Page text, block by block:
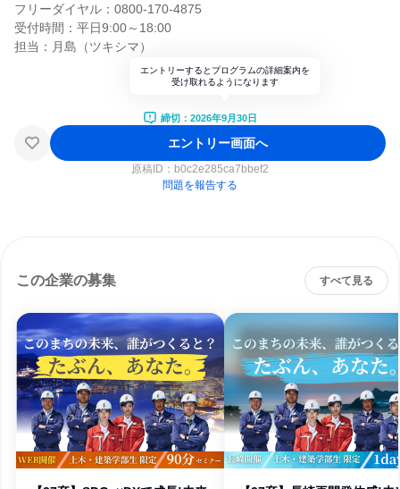
フリーダイヤル：0800-170-4875
受付時間：平日9:00～18:00
担当：月島（ツキシマ）
エントリーするとプログラムの詳細案内を
受け取れるようになります
締切：2026年9月30日
エントリー画面へ
原稿ID： b0c2e285ca7bbef2
問題を報告する
この企業の募集 すべて見る